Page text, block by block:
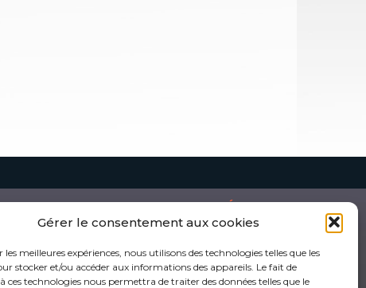
Gérer le consentement aux cookies
meilleures expériences, nous utilisons des technologies telles que les
stocker et/ou accéder aux informations des appareils. Le fait de
ces technologies nous permettra de traiter des données telles que le
DOCUMENTATION
Documentation jeunesse
Liée à la Covid-19
MULTIMÉDIAS
Outils visuels
Cours en ligne